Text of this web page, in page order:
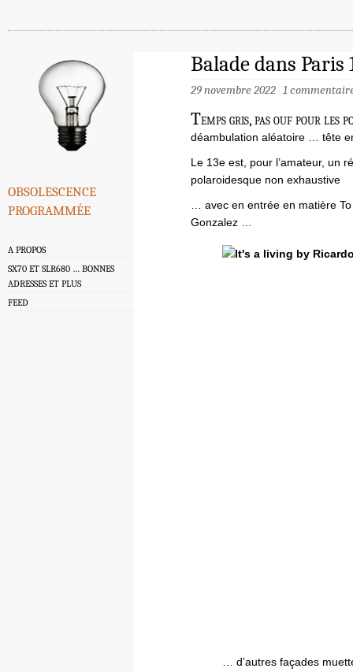
obsolescence
programmée
A PROPOS
SX70 ET SLR680 … BONNES
ADRESSES ET PLUS
FEED
Balade dans Paris
29 novembre 2022 1
Temps gris, pas ouf pour les
déambulation aléatoire … tête
Le 13e est, pour l’amateur, un
polaroidesque non exhaustive
… avec en entrée en matière
Gonzalez …
… d’autres façades